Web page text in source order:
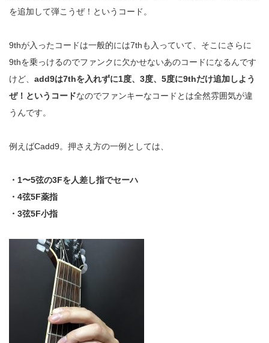
を追加して弾こうぜ！というコード。
9thが入ったコードは一般的には7thも入っていて、そこにさらに
9thを乗っけるのでファンクに欠かせないあのコードになるんです
けど、 add9は7thを入れずに1度、3度、5度に9thだけ追加しよう
ぜ！というコードなのでファンキーなコードとは全然雰囲気が違
うんです。
例えばCadd9。 押さえ方の一例としては、
・1〜5弦の3Fを人差し指でセーハ
・4弦5F薬指
・3弦5F小指